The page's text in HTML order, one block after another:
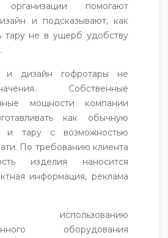
организации помогают
и подсказывают, как
тару не в ущерб удобству
и дизайн гофротары не
Собственные
мощности компании
как обычную
и тару с возможностью
По требованию клиента
изделия наносится
информация, реклама
использованию
оборудования